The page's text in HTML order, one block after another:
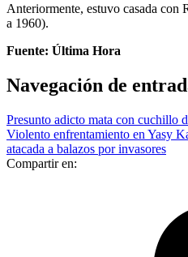
Anteriormente, estuvo casada con
a 1960).
Fuente: Última Hora
Navegación de
Presunto adicto mata con cuchillo
Violento enfrentamiento en Yasy
atacada a balazos por invasores
Compartir en: